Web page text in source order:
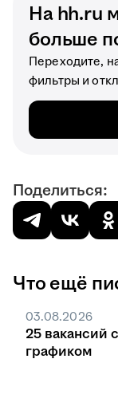
На hh.ru
больше
Переходите,
фильтры и
Поделиться:
Что ещё
03.08.2026
25 вакансий
графиком